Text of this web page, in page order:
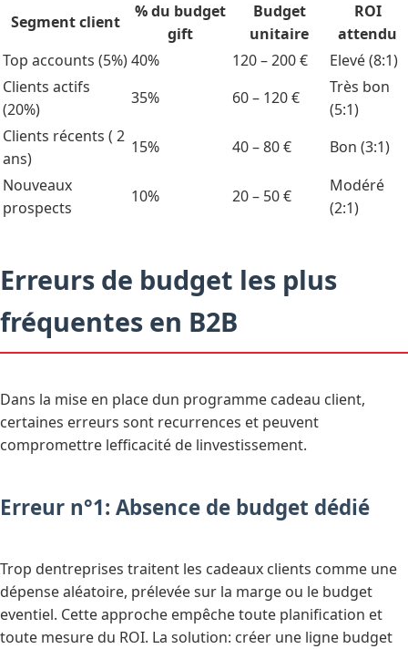
Segment client
% du budget
gift
Budget
unitaire
ROI
attendu
Top accounts (5%)40% 120 – 200 €
Elevé (8:1)
Clients actifs
(20%)
35% 60 – 120 €
Très bon
(5:1)
Clients récents ( 2
ans)
15% 40 – 80 €
Bon (3:1)
Nouveaux
prospects
10% 20 – 50 €
Modéré
(2:1)
Erreurs de budget les plus
fréquentes en B2B
Dans la mise en place dun programme cadeau client,
certaines erreurs sont recurrences et peuvent
compromettre lefficacité de linvestissement.
Erreur n°1: Absence de budget dédié
Trop dentreprises traitent les cadeaux clients comme une
dépense aléatoire, prélevée sur la marge ou le budget
eventiel. Cette approche empêche toute planification et
toute mesure du ROI. La solution: créer une ligne budget